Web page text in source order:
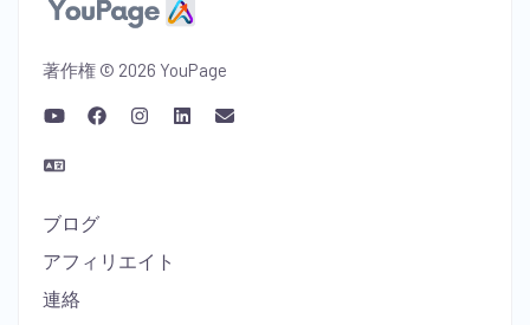
著作権 © 2026 YouPage
ブログ
アフィリエイト
連絡